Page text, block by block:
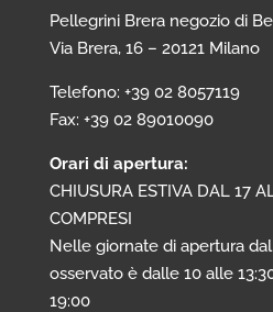
Pellegrini Brera negozio di
Via Brera, 16 – 20121 Milano
Telefono: +39 02 8057119
Fax: +39 02 89010090
Orari di apertura:
CHIUSURA ESTIVA DAL 17
COMPRESI
Nelle giornate di apertura dal
osservato è dalle 10 alle
19:00